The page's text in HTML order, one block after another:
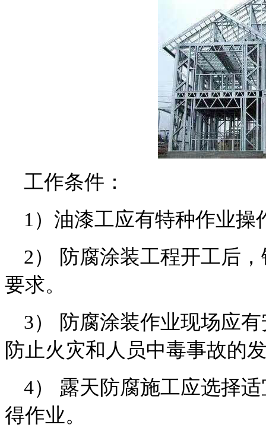
工作条件：
1）油漆工应有特种作业操
2） 防腐涂装工程开工后
要求。
3） 防腐涂装作业现场应
防止火灾和人员中毒事故的
4） 露天防腐施工应选择
得作业。